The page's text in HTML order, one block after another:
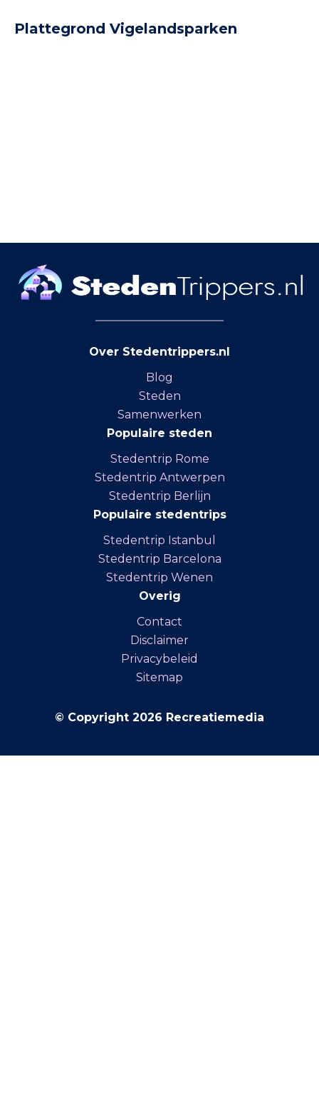
Plattegrond Vigelandsparken
Over Stedentrippers.nl
Blog
Steden
Samenwerken
Populaire steden
Stedentrip Rome
Stedentrip Antwerpen
Stedentrip Berlijn
Populaire stedentrips
Stedentrip Istanbul
Stedentrip Barcelona
Stedentrip Wenen
Overig
Contact
Disclaimer
Privacybeleid
Sitemap
© Copyright 2026 Recreatiemedia